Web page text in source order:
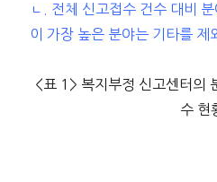
ㄴ. 전체 신고접수 건수 대비
이 가장 높은 분야는 기타를 제
<표 1> 복지부정 신고센터의
수 현